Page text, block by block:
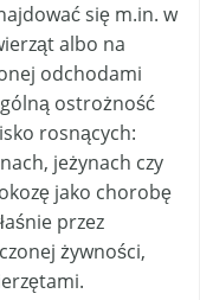
się m.in. w
albo na
odchodami
ostrożność
rosnących:
jeżynach czy
jako chorobę
przez
żywności,